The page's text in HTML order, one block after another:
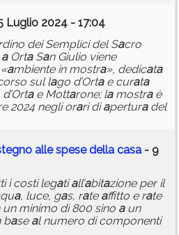
Luglio 2024 - 17:04
dei Semplici del Sacro
aOrtaSan Giulio viene
ambiente in mostra», dedicata
sul lago d’Ortae curata
ae Mottarone; lamostraè
2024 negli orari diaperturadel
alle spese della casa - 9
i costi legatiall’abitazione per il
a, luce, gas, rate affitto e rate
un minimo di 800 sino aun
base al numero di componenti